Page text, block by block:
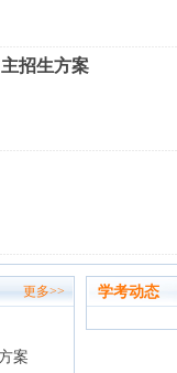
招生方案
更多>>
案
学考动态